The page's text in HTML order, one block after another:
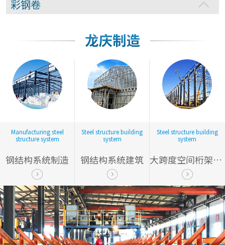
彩钢卷
Manufacturing steel
structure system
钢结构系统制造
Steel structure building
system
钢结构系统建筑
Steel structure building
system
大跨度空间桁架结构